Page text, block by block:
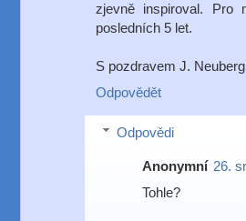
zjevně inspiroval. Pro
posledních 5 let.
S pozdravem J. Neuberg
Odpovědět
Odpovědi
Anonymní 26.
Tohle?